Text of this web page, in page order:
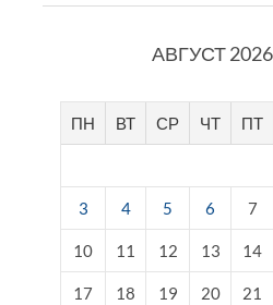
АВГУСТ 2026
ПН ВТ СР ЧТ ПТ
3 4 5 6 7
10 11 12 13 14
17 18 19 20 21